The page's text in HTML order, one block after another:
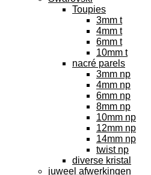
Toupies
3mm t
4mm t
6mm t
10mm t
nacré parels
3mm np
4mm np
6mm np
8mm np
10mm np
12mm np
14mm np
twist np
diverse kristal
juweel afwerkingen